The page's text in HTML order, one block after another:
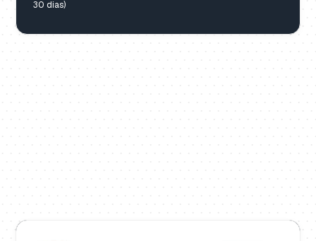
30 dias)